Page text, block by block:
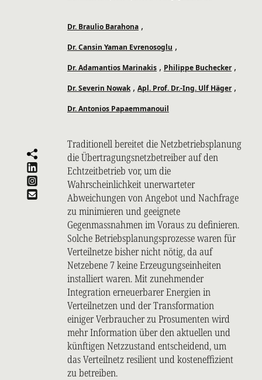
Dr. Braulio Barahona ,
Dr. Cansin Yaman Evrenosoglu ,
Dr. Adamantios Marinakis , Philippe Buchecker ,
Dr. Severin Nowak , Apl. Prof. Dr.-Ing. Ulf Häger ,
Dr. Antonios Papaemmanouil
Traditionell bereitet die Netzbetriebsplanung
die Übertragungsnetzbetreiber auf den
Echtzeitbetrieb vor, um die
Wahrscheinlichkeit unerwarteter
Abweichungen von Angebot und Nachfrage
zu minimieren und geeignete
Gegenmassnahmen im Voraus zu definieren.
Solche Betriebsplanungsprozesse waren für
Verteilnetze bisher nicht nötig, da auf
Netzebene 7 keine Erzeugungseinheiten
installiert waren. Mit zunehmender
Integration erneuerbarer Energien in
Verteilnetzen und der Transformation
einiger Verbraucher zu Prosumenten wird
mehr Information über den aktuellen und
künftigen Netzzustand entscheidend, um
das Verteilnetz resilient und kosteneffizient
zu betreiben.